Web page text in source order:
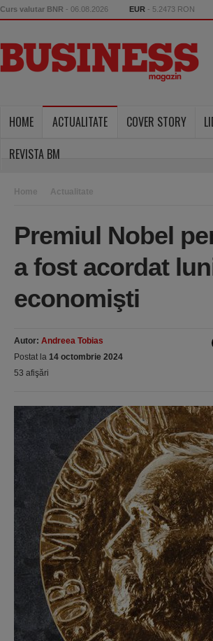
Curs valutar BNR - 06.08.2026 EUR - 5.2473 RON
HOME ACTUALITATE COVER STORY
REVISTA BM
Home Actualitate
Premiul Nobel
a fost acordat
economişti
Autor: Andreea Tobias
Postat la 14 octombrie 2024
53 afişări